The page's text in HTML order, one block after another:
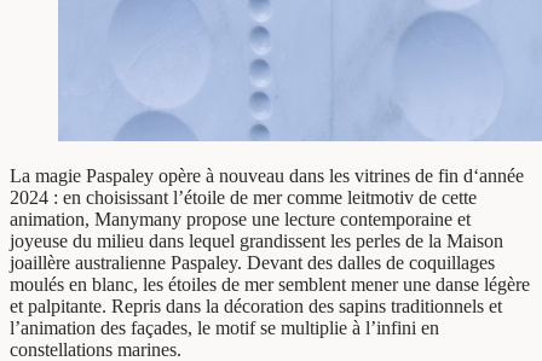
La magie Paspaley opère à nouveau dans les vitrines de fin d‘année
2024 : en choisissant l’étoile de mer comme leitmotiv de cette
animation, Manymany propose une lecture contemporaine et
joyeuse du milieu dans lequel grandissent les perles de la Maison
joaillère australienne Paspaley. Devant des dalles de coquillages
moulés en blanc, les étoiles de mer semblent mener une danse légère
et palpitante. Repris dans la décoration des sapins traditionnels et
l’animation des façades, le motif se multiplie à l’infini en
constellations marines.